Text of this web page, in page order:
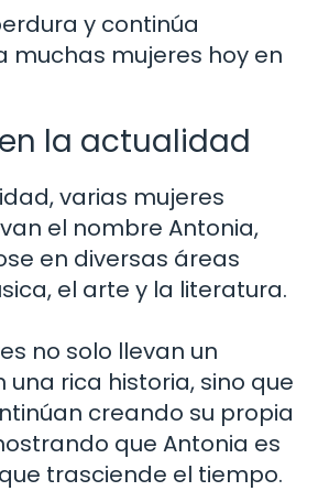
y continúa
muchas mujeres hoy en
la actualidad
varias mujeres
el nombre Antonia,
en diversas áreas
el arte y la literatura.
no solo llevan un
una rica historia, sino que
creando su propia
que Antonia es
trasciende el tiempo.